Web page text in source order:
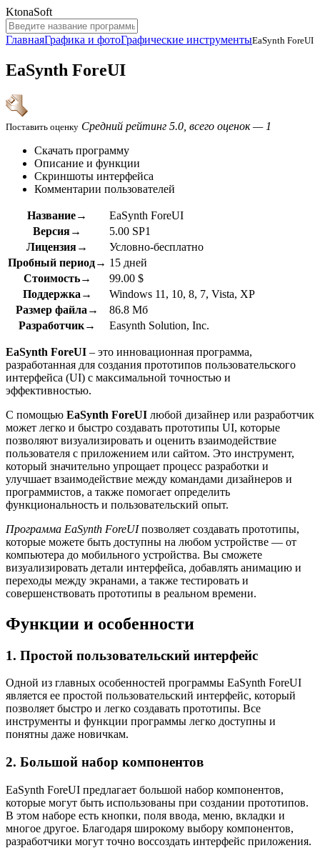
KtonaSoft
ГлавнаяГрафика и фотоГрафические инструментыEaSynth ForeUI
EaSynth ForeUI
Поставить оценку Средний рейтинг 5.0, всего оценок — 1
Скачать программу
Описание и функции
Скриншоты интерфейса
Комментарии пользователей
Название→
EaSynth ForeUI
Версия→
5.00 SP1
Лицензия→
Условно-бесплатно
Пробный период→ 15 дней
Стоимость→
99.00 $
Поддержка→
Windows 11, 10, 8, 7, Vista, XP
Размер файла→
86.8 Мб
Разработчик→
Easynth Solution, Inc.
EaSynth ForeUI – это инновационная программа,
разработанная для создания прототипов пользовательского
интерфейса (UI) с максимальной точностью и
эффективностью.
С помощью EaSynth ForeUI любой дизайнер или разработчик
может легко и быстро создавать прототипы UI, которые
позволяют визуализировать и оценить взаимодействие
пользователя с приложением или сайтом. Это инструмент,
который значительно упрощает процесс разработки и
улучшает взаимодействие между командами дизайнеров и
программистов, а также помогает определить
функциональность и пользовательский опыт.
Программа EaSynth ForeUIпозволяет создавать прототипы,
которые можете быть доступны на любом устройстве — от
компьютера до мобильного устройства. Вы сможете
визуализировать детали интерфейса, добавлять анимацию и
переходы между экранами, а также тестировать и
совершенствовать прототипы в реальном времени.
Функции и особенности
1. Простой пользовательский интерфейс
Одной из главных особенностей программы EaSynth ForeUI
является ее простой пользовательский интерфейс, который
позволяет быстро и легко создавать прототипы. Все
инструменты и функции программы легко доступны и
понятны даже новичкам.
2. Большой набор компонентов
EaSynth ForeUI предлагает большой набор компонентов,
которые могут быть использованы при создании прототипов.
В этом наборе есть кнопки, поля ввода, меню, вкладки и
многое другое. Благодаря широкому выбору компонентов,
разработчики могут точно воссоздать интерфейс приложения.